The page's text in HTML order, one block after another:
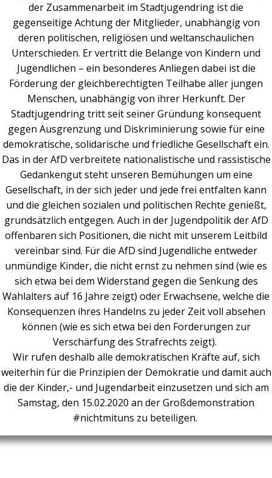
der Zusammenarbeit im Stadtjugendring ist die
gegenseitige Achtung der Mitglieder, unabhängig von
deren politischen, religiösen und weltanschaulichen
Unterschieden. Er vertritt die Belange von Kindern und
Jugendlichen – ein besonderes Anliegen dabei ist die
Förderung der gleichberechtigten Teilhabe aller jungen
Menschen, unabhängig von ihrer Herkunft. Der
Stadtjugendring tritt seit seiner Gründung konsequent
gegen Ausgrenzung und Diskriminierung sowie für eine
demokratische, solidarische und friedliche Gesellschaft ein.
Das in der AfD verbreitete nationalistische und rassistische
Gedankengut steht unseren Bemühungen um eine
Gesellschaft, in der sich jeder und jede frei entfalten kann
und die gleichen sozialen und politischen Rechte genießt,
grundsätzlich entgegen. Auch in der Jugendpolitik der AfD
offenbaren sich Positionen, die nicht mit unserem Leitbild
vereinbar sind. Für die AfD sind Jugendliche entweder
unmündige Kinder, die nicht ernst zu nehmen sind (wie es
sich etwa bei dem Widerstand gegen die Senkung des
Wahlalters auf 16 Jahre zeigt) oder Erwachsene, welche die
Konsequenzen ihres Handelns zu jeder Zeit voll absehen
können (wie es sich etwa bei den Forderungen zur
Verschärfung des Strafrechts zeigt).
Wir rufen deshalb alle demokratischen Kräfte auf, sich
weiterhin für die Prinzipien der Demokratie und damit auch
die der Kinder,- und Jugendarbeit einzusetzen und sich am
Samstag, den 15.02.2020 an der Großdemonstration
#nichtmituns zu beteiligen.